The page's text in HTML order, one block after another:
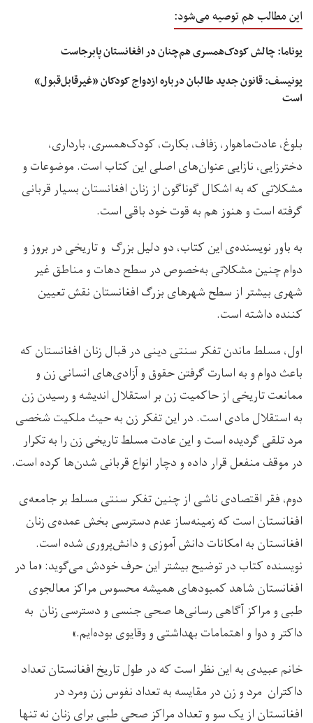
این مطالب هم توصیه می‌شود:
یوناما: چالش کودک‌همسری هم‌چنان در افغانستان پابرجاست
یونیسف: قانون جدید طالبان درباره ازدواج کودکان «غیرقابل‌قبول»
است
بلوغ، عادت‌ماهوار، زفاف، بکارت، کودک‌همسری، بارداری،
دخترزایی، نازایی عنوان‌های اصلی این کتاب است. موضوعات و
مشکلاتی که به اشکال گوناگون از زنان افغانستان بسیار قربانی
گرفته است و هنوز هم به قوت خود باقی است.
به باور نویسنده‌ی این کتاب، دو دلیل بزرگ و تاریخی در بروز و
دوام چنین مشکلاتی به‌خصوص در سطح دهات و مناطق غیر
شهری بیشتر از سطح شهرهای بزرگ افغانستان نقش تعیین
کننده داشته است.
اول، مسلط ماندن تفکر سنتی دینی در قبال زنان افغانستان که
باعث دوام و به اسارت گرفتن حقوق و آزادی‌های انسانی زن و
ممانعت تاریخی از حاکمیت زن بر استقلال اندیشه‌ و رسیدن زن
به استقلال مادی است. در این تفکر زن به حیث ملکیت شخصی
مرد تلقی گردیده است و این عادت مسلط تاریخی زن را به تکرار
در موقف منفعل قرار داده و دچار انواع قربانی شدن‌ها کرده است.
دوم، فقر اقتصادی ناشی از چنین تفکر سنتی مسلط بر جامعه‌ی
افغانستان است که زمینه‌ساز عدم دسترسی بخش عمده‌ی زنان
افغانستان به امکانات دانش آموزی و دانش‌پروری شده است.
نویسنده کتاب در توضیح بیشتر این حرف خودش می‌گوید: «ما در
افغانستان شاهد کمبودهای همیشه محسوس مراکز معالجوی
طبی و مراکز آگاهی رسانی‌ها صحی جنسی و دسترسی زنان به
داکتر و‌ دوا و ‌اهتمامات بهداشتی و وقایوی بوده‌ایم‌.»
خانم عبیدی به این نظر است که در طول تاریخ افغانستان تعداد
داکتران مرد و زن در مقایسه به تعداد نفوس زن و‌مرد در
افغانستان از یک سو و تعداد مراکز صحی طبی برای زنان نه تنها